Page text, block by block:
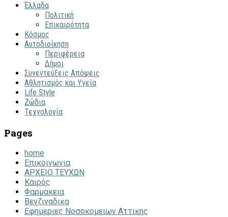
Έλλαδα
Πολιτική
Επικαιρότητα
Κόσμος
Αυτοδιοίκηση
Περιφέρεια
Δήμοι
Συνεντεύξεις Απόψεις
Αθλητισμός και Υγεία
Life Style
Ζώδια
Τεχνολογία
Pages
home
Επικοινωνια
ΑΡΧΕΙΟ ΤΕΥΧΩΝ
Καιρός
Φαρμακεια
Βενζιναδικα
Εφημεριες Νοσοκομειων Αττικης